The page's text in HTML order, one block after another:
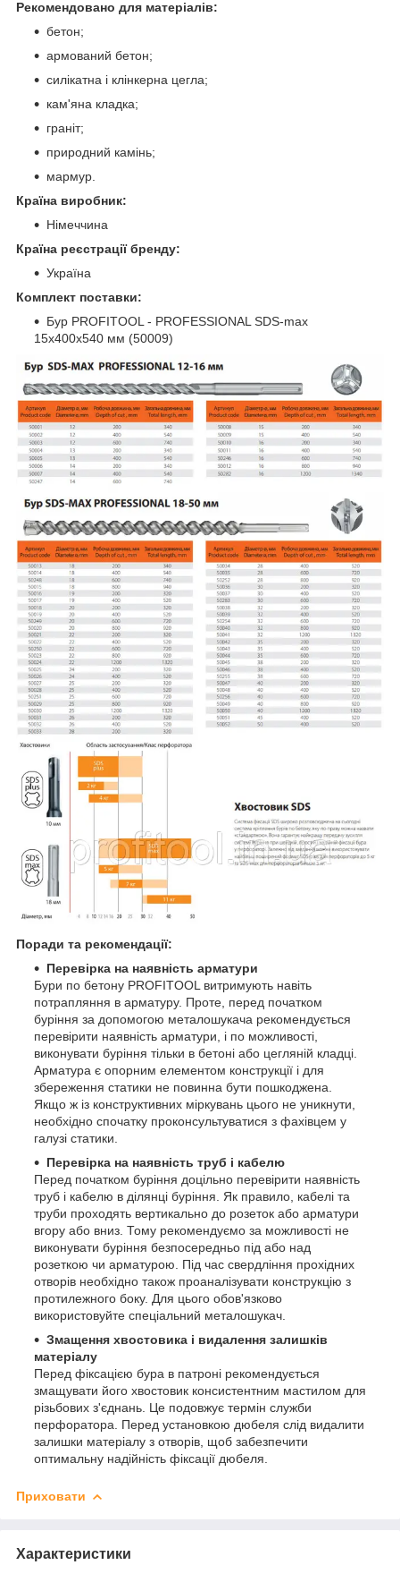
Рекомендовано для матеріалів:
бетон;
армований бетон;
силікатна і клінкерна цегла;
кам'яна кладка;
граніт;
природний камінь;
мармур.
Країна виробник:
Німеччина
Країна реєстрації бренду:
Україна
Комплект поставки:
Бур PROFITOOL - PROFESSIONAL SDS-max
15х400х540 мм (50009)
Поради та рекомендації:
Перевірка на наявність арматури
Бури по бетону PROFITOOL витримують навіть
потрапляння в арматуру. Проте, перед початком
буріння за допомогою металошукача рекомендується
перевірити наявність арматури, і по можливості,
виконувати буріння тільки в бетоні або цегляній кладці.
Арматура є опорним елементом конструкції і для
збереження статики не повинна бути пошкоджена.
Якщо ж із конструктивних міркувань цього не уникнути,
необхідно спочатку проконсультуватися з фахівцем у
галузі статики.
Перевірка на наявність труб і кабелю
Перед початком буріння доцільно перевірити наявність
труб і кабелю в ділянці буріння. Як правило, кабелі та
труби проходять вертикально до розеток або арматури
вгору або вниз. Тому рекомендуємо за можливості не
виконувати буріння безпосередньо під або над
розеткою чи арматурою. Під час свердління прохідних
отворів необхідно також проаналізувати конструкцію з
протилежного боку. Для цього обов'язково
використовуйте спеціальний металошукач.
Змащення хвостовика і видалення залишків
матеріалу
Перед фіксацією бура в патроні рекомендується
змащувати його хвостовик консистентним мастилом для
різьбових з'єднань. Це подовжує термін служби
перфоратора. Перед установкою дюбеля слід видалити
залишки матеріалу з отворів, щоб забезпечити
оптимальну надійність фіксації дюбеля.
Приховати
Характеристики